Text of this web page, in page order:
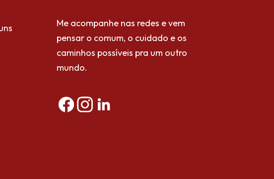
Me acompanhe nas redes e vem
pensar o comum, o cuidado e os
caminhos possíveis pra um outro
mundo.